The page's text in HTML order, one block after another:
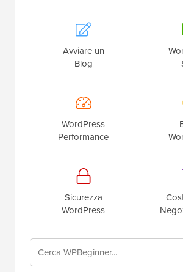
Avviare un
Blog
WordPress
Performance
Sicurezza
WordPress